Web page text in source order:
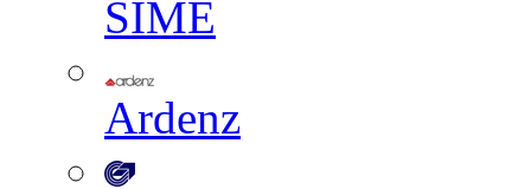
SIME
Ardenz